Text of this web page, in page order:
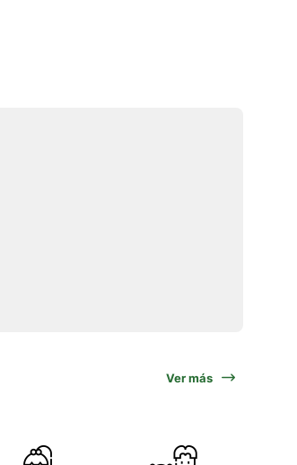
Ver más